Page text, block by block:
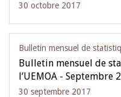
30 octobre 2017
Bulletin mensuel de
Bulletin mensuel de
l’UEMOA - Septembre
30 septembre 2017